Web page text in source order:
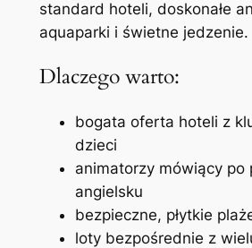
standard hoteli, doskonałe
aquaparki i świetne jedzenie.
Dlaczego warto:
bogata oferta hoteli z
dzieci
animatorzy mówiący po
angielsku
bezpieczne, płytkie
loty bezpośrednie z